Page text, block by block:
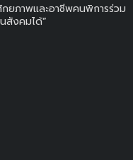
ยภาพและอาชีพคนพิการร่วม
สังคมได้”